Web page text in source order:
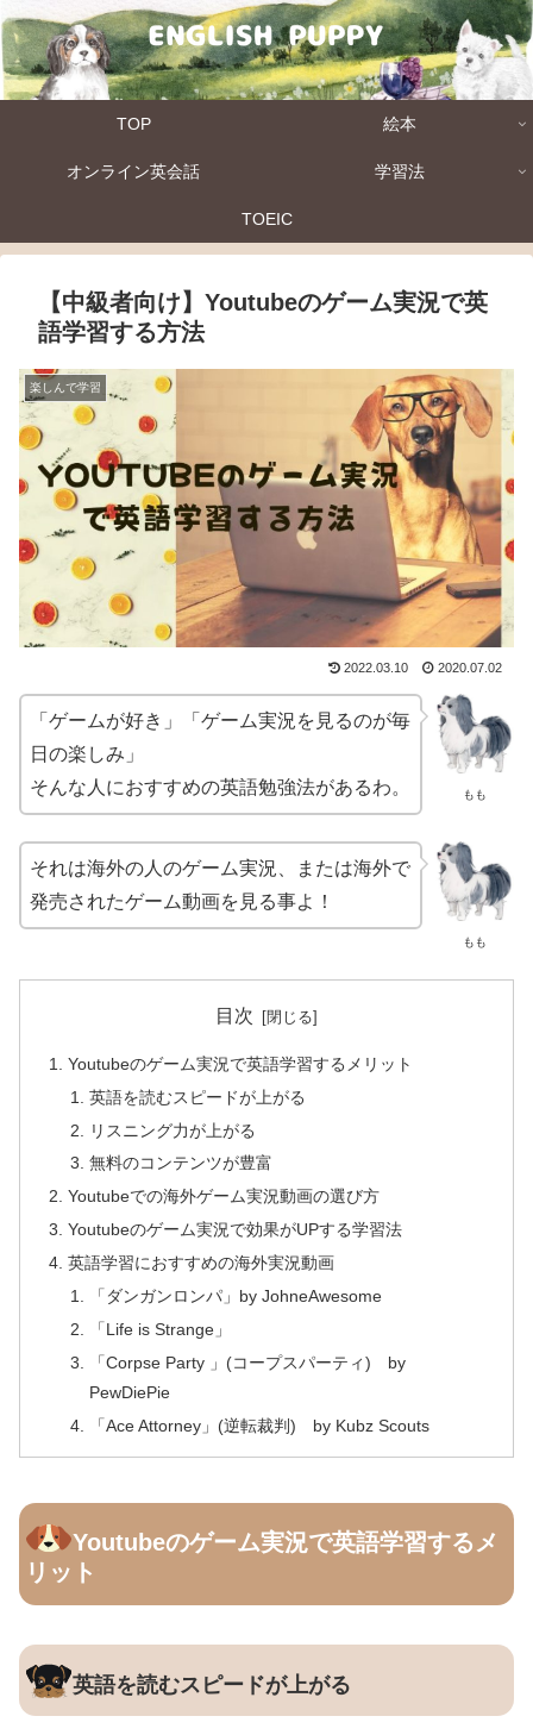
TOP 絵本
オンライン英会話 学習法
TOEIC
【中級者向け】Youtubeのゲーム実況で英
語学習する方法
楽しんで学習
2022.03.10 2020.07.02
もも
「ゲームが好き」「ゲーム実況を見るのが毎
日の楽しみ」
そんな人におすすめの英語勉強法があるわ。
もも
それは海外の人のゲーム実況、または海外で
発売されたゲーム動画を見る事よ！
目次
Youtubeのゲーム実況で英語学習するメリット
英語を読むスピードが上がる
リスニング力が上がる
無料のコンテンツが豊富
Youtubeでの海外ゲーム実況動画の選び方
Youtubeのゲーム実況で効果がUPする学習法
英語学習におすすめの海外実況動画
「ダンガンロンパ」by JohneAwesome
「Life is Strange」
「Corpse Party 」(コープスパーティ) by
PewDiePie
「Ace Attorney」(逆転裁判) by Kubz Scouts
Youtubeのゲーム実況で英語学習するメ
リット
英語を読むスピードが上がる